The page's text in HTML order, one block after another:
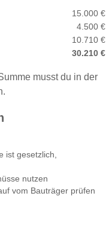
15.000 €
4.500 €
10.710 €
30.210 €
musst du in der
ist gesetzlich,
nutzen
vom Bauträger prüfen